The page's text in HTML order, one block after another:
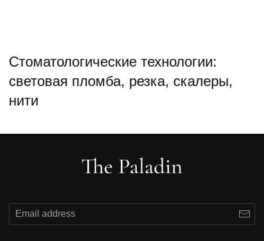
Стоматологические технологии:
световая пломба, резка, скалеры,
нити